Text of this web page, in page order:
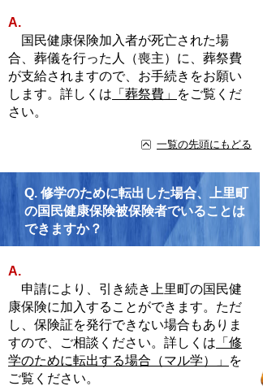
A.
国民健康保険加入者が死亡された場
合、葬儀を行った人（喪主）に、葬祭費
が支給されますので、お手続きをお願い
します。詳しくは 「葬祭費」
をご覧くだ
さい。
一覧の先頭にもどる
Q. 修学のために転出した場合、上里町
の国民健康保険被保険者でいることは
できますか？
A.
申請により、引き続き上里町の国民健
康保険に加入することができます。ただ
し、保険証を発行できない場合もありま
すので、ご相談ください。詳しくは 「修
学のために転出する場合（マル学）」
を
ご覧ください。